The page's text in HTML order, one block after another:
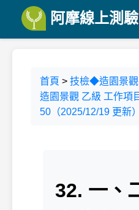
阿摩線上測驗
首頁 > 技檢◆造園景觀
造園景觀 乙級 工作項
50（2025/12/19 更新
32. 一、